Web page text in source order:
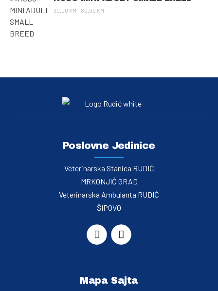
30.00 KM – 80.00 KM
Poslovne Jedinice
Veterinarska Stanica RUDIĆ
MRKONJIĆ GRAD
Veterinarska Ambulanta RUDIĆ
ŠIPOVO
Mapa Sajta